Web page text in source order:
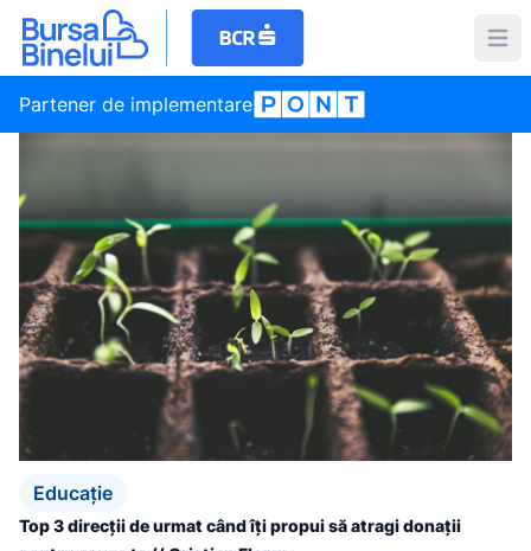
Partener de implementare
Educație
Top 3 direcții de urmat când îți propui să atragi donații